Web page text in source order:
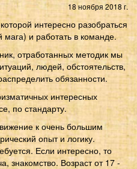
18 ноября 2018 г.
интересно разобраться
мага) и работать в команде.
отработанных методик мы
людей, обстоятельств,
обязанности.
интересных
по стандарту.
к очень большим
опыт и логику.
Если интересно, то
знакомство. Возраст от 17 -